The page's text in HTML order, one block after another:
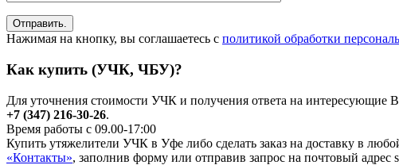
Нажимая на кнопку, вы соглашаетесь с политикой обработки
Как купить (УЧК, ЧБУ)?
Для уточнения стоимости УЧК и получения ответа на интересующие
+7 (347) 216-30-26.
Время работы с 09.00-17:00
Купить утяжелители УЧК в Уфе либо сделать заказ на доставку в
«Контакты», заполнив форму или отправив запрос на почтовый